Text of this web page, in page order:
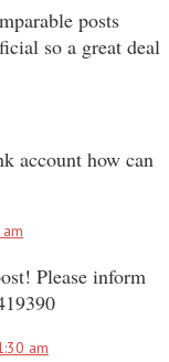
posts
so a great deal
account how can
Please inform
am